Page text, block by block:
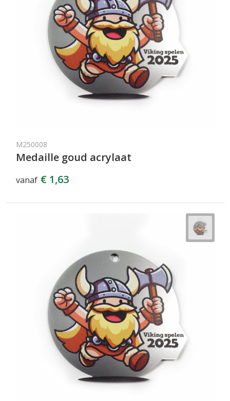
M250008
Medaille goud acrylaat
vanaf € 1,63